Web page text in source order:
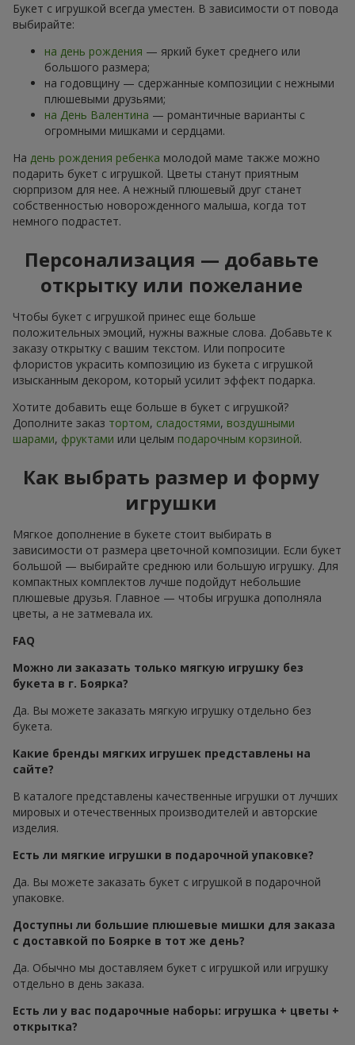
Букет с игрушкой всегда уместен. В зависимости от повода
выбирайте:
на день рождения — яркий букет среднего или
большого размера;
на годовщину — сдержанные композиции с нежными
плюшевыми друзьями;
на День Валентина — романтичные варианты с
огромными мишками и сердцами.
На день рождения ребенка молодой маме также можно
подарить букет с игрушкой. Цветы станут приятным
сюрпризом для нее. А нежный плюшевый друг станет
собственностью новорожденного малыша, когда тот
немного подрастет.
Персонализация — добавьте
открытку или пожелание
Чтобы букет с игрушкой принес еще больше
положительных эмоций, нужны важные слова. Добавьте к
заказу открытку с вашим текстом. Или попросите
флористов украсить композицию из букета с игрушкой
изысканным декором, который усилит эффект подарка.
Хотите добавить еще больше в букет с игрушкой?
Дополните заказ тортом, сладостями, воздушными
шарами, фруктами или целым подарочным корзиной.
Как выбрать размер и форму
игрушки
Мягкое дополнение в букете стоит выбирать в
зависимости от размера цветочной композиции. Если букет
большой — выбирайте среднюю или большую игрушку. Для
компактных комплектов лучше подойдут небольшие
плюшевые друзья. Главное — чтобы игрушка дополняла
цветы, а не затмевала их.
FAQ
Можно ли заказать только мягкую игрушку без
букета в г. Боярка?
Да. Вы можете заказать мягкую игрушку отдельно без
букета.
Какие бренды мягких игрушек представлены на
сайте?
В каталоге представлены качественные игрушки от лучших
мировых и отечественных производителей и авторские
изделия.
Есть ли мягкие игрушки в подарочной упаковке?
Да. Вы можете заказать букет с игрушкой в подарочной
упаковке.
Доступны ли большие плюшевые мишки для заказа
с доставкой по Боярке в тот же день?
Да. Обычно мы доставляем букет с игрушкой или игрушку
отдельно в день заказа.
Есть ли у вас подарочные наборы: игрушка + цветы +
открытка?